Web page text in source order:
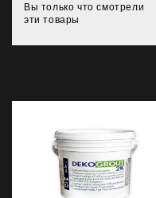
Вы только что смотрели
эти товары